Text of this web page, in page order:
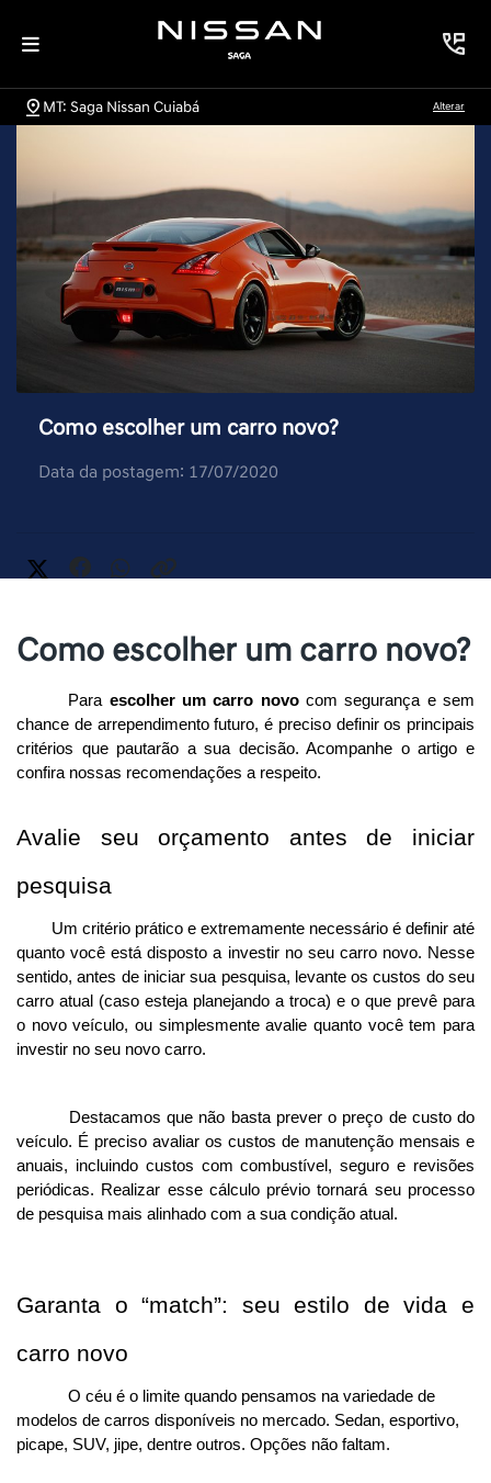
MT: Saga Nissan Cuiabá Alterar
Como escolher um carro novo?
Data da postagem: 17/07/2020
Como escolher um carro novo?
Para escolher um carro novo com segurança e sem
chance de arrependimento futuro, é preciso definir os principais
critérios que pautarão a sua decisão. Acompanhe o artigo e
confira nossas recomendações a respeito.
Avalie seu orçamento antes de iniciar
pesquisa
Um critério prático e extremamente necessário é definir até
quanto você está disposto a investir no seu carro novo. Nesse
sentido, antes de iniciar sua pesquisa, levante os custos do seu
carro atual (caso esteja planejando a troca) e o que prevê para
o novo veículo, ou simplesmente avalie quanto você tem para
investir no seu novo carro.
Destacamos que não basta prever o preço de custo do
veículo. É preciso avaliar os custos de manutenção mensais e
anuais, incluindo custos com combustível, seguro e revisões
periódicas. Realizar esse cálculo prévio tornará seu processo
de pesquisa mais alinhado com a sua condição atual.
Garanta o “match”: seu estilo de vida e
carro novo
O céu é o limite quando pensamos na variedade de
modelos de carros disponíveis no mercado. Sedan, esportivo,
picape, SUV, jipe, dentre outros. Opções não faltam.